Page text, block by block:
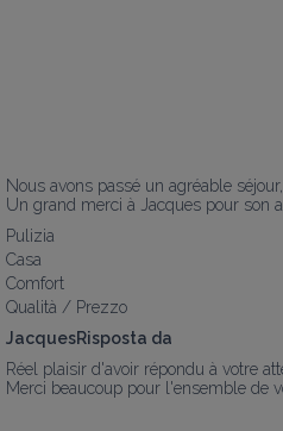
Nous avons passé un agréable
Un grand merci à Jacques pour son
Pulizia
Casa
Comfort
Qualità / Prezzo
JacquesRisposta da
Réel plaisir d'avoir répondu à votre
Merci beaucoup pour l'ensemble de